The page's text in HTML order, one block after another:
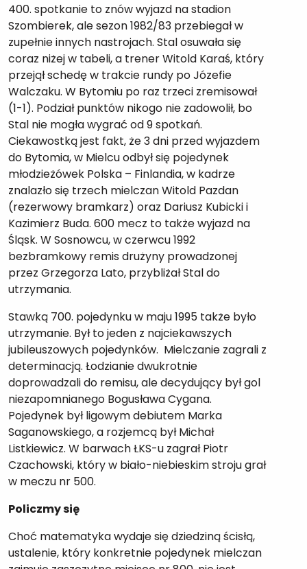
400. spotkanie to znów wyjazd na stadion
Szombierek, ale sezon 1982/83 przebiegał w
zupełnie innych nastrojach. Stal osuwała się
coraz niżej w tabeli, a trener Witold Karaś, który
przejął schedę w trakcie rundy po Józefie
Walczaku. W Bytomiu po raz trzeci zremisował
(1-1). Podział punktów nikogo nie zadowolił, bo
Stal nie mogła wygrać od 9 spotkań.
Ciekawostką jest fakt, że 3 dni przed wyjazdem
do Bytomia, w Mielcu odbył się pojedynek
młodzieżówek Polska – Finlandia, w kadrze
znalazło się trzech mielczan Witold Pazdan
(rezerwowy bramkarz) oraz Dariusz Kubicki i
Kazimierz Buda. 600 mecz to także wyjazd na
Śląsk. W Sosnowcu, w czerwcu 1992
bezbramkowy remis drużyny prowadzonej
przez Grzegorza Lato, przybliżał Stal do
utrzymania.
Stawką 700. pojedynku w maju 1995 także było
utrzymanie. Był to jeden z najciekawszych
jubileuszowych pojedynków. Mielczanie zagrali z
determinacją. Łodzianie dwukrotnie
doprowadzali do remisu, ale decydujący był gol
niezapomnianego Bogusława Cygana.
Pojedynek był ligowym debiutem Marka
Saganowskiego, a rozjemcą był Michał
Listkiewicz. W barwach ŁKS-u zagrał Piotr
Czachowski, który w biało-niebieskim stroju grał
w meczu nr 500.
Policzmy się
Choć matematyka wydaje się dziedziną ścisłą,
ustalenie, który konkretnie pojedynek mielczan